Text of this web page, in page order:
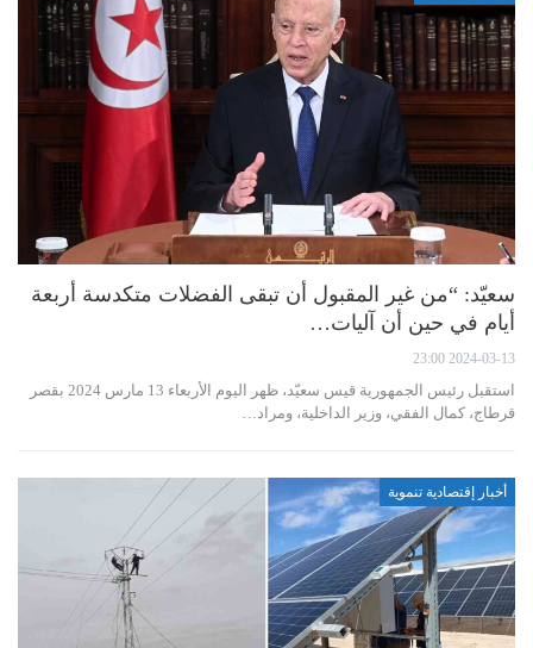
سعيّد: “من غير المقبول أن تبقى الفضلات متكدسة أربعة
أيام في حين أن آليات…
2024-03-13 23:00
استقبل رئيس الجمهورية قيس سعيّد، ظهر اليوم الأربعاء 13 مارس 2024 بقصر
قرطاج، كمال الفقي، وزير الداخلية، ومراد…
أخبار إقتصادية تنموية